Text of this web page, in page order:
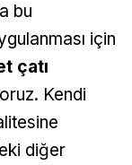
bu
için
çatı
Kendi
diğer